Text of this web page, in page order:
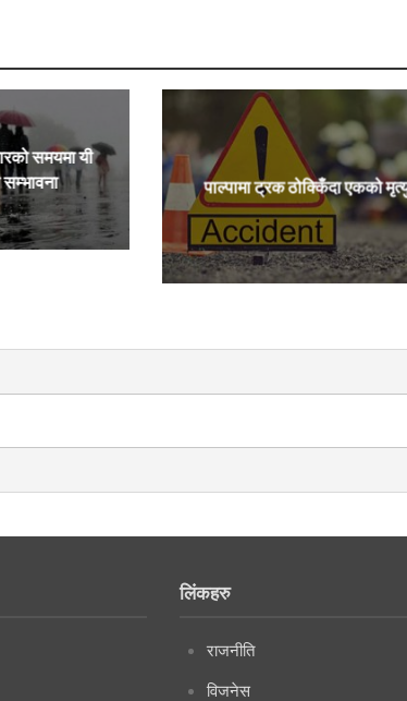
समयमा यी
सम्भावना
पाल्पामा ट्रक ठोक्किँदा एकको
लिंकहरु
राजनीति
विजनेस